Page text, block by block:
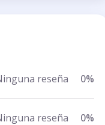
reseña 0%
reseña 0%